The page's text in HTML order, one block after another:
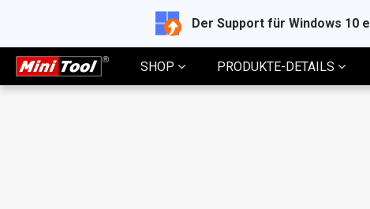
Der Support für Windows 10
SHOP PRODUKTE-DETAILS